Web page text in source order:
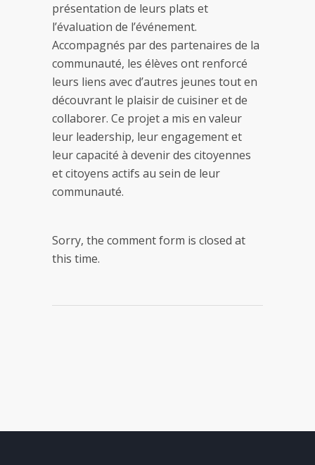
présentation de leurs plats et
l’évaluation de l’événement.
Accompagnés par des partenaires de la
communauté, les élèves ont renforcé
leurs liens avec d’autres jeunes tout en
découvrant le plaisir de cuisiner et de
collaborer. Ce projet a mis en valeur
leur leadership, leur engagement et
leur capacité à devenir des citoyennes
et citoyens actifs au sein de leur
communauté.
Sorry, the comment form is closed at
this time.